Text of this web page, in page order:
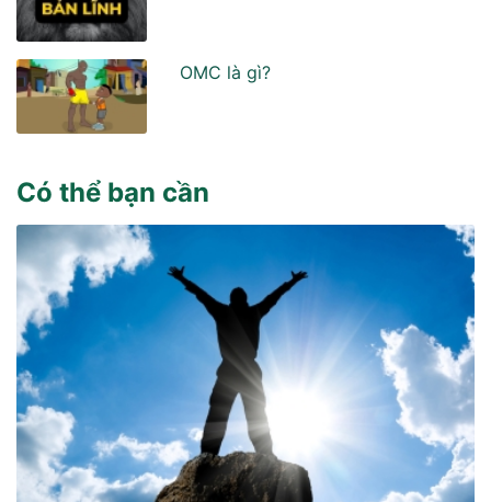
OMC là gì?
Có thể bạn cần